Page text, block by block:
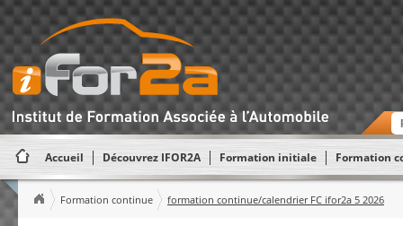
Accueil Découvrez IFOR2A Formation initiale Formation
Formation continue formation continue/calendrier FC ifor2a 5 2026